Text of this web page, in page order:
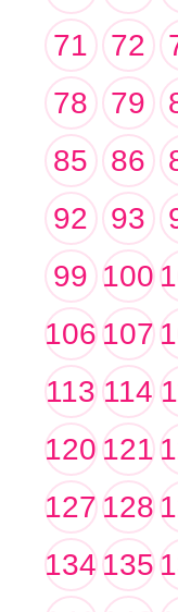
71
72
78
79
85
86
92
93
99 100
106107
113 114
120121
127128
134135